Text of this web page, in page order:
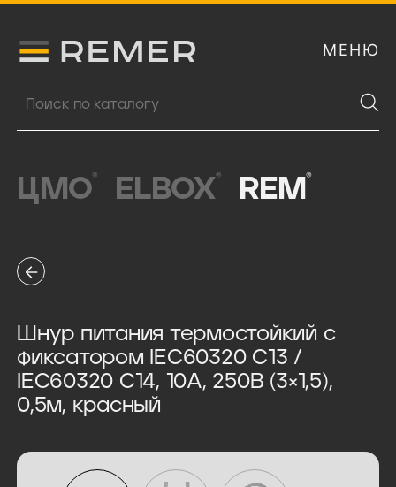
Логитип компании Remer МЕНЮ
Поиск продукции
ЦМО® ELBOX® REM ®
Шнур питания термостойкий с
фиксатором IEC60320 C13 /
IEC60320 C14, 10А, 250В (3×1,5),
0,5м, красный